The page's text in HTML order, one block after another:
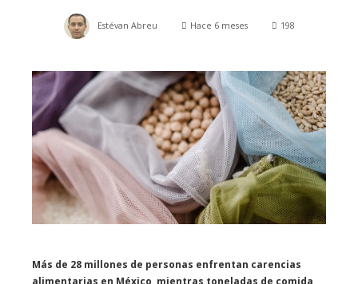
Estévan Abreu Hace 6 meses 198
Más de 28 millones de personas enfrentan carencias